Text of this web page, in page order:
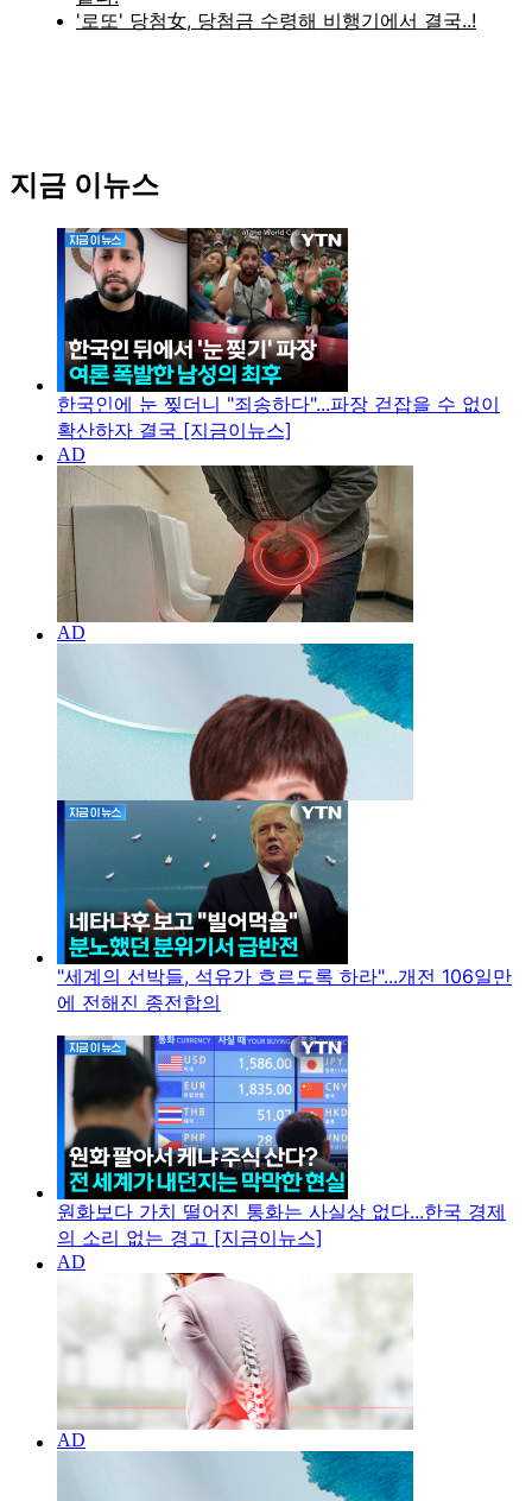
지금 이뉴스
한국인에 눈 찢더니 "죄송하다"...파장 걷잡을 수 없이
확산하자 결국 [지금이뉴스]
"세계의 선박들, 석유가 흐르도록 하라"...개전 106일만
에 전해진 종전합의
원화보다 가치 떨어진 통화는 사실상 없다...한국 경제
의 소리 없는 경고 [지금이뉴스]